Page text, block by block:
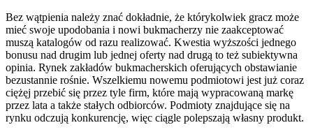
Bez wątpienia należy znać dokładnie, że którykolwiek gracz może
mieć swoje upodobania i nowi bukmacherzy nie zaakceptować
muszą katalogów od razu realizować. Kwestia wyższości jednego
bonusu nad drugim lub jednej oferty nad drugą to też subiektywna
opinia. Rynek zakładów bukmacherskich oferujących obstawianie
bezustannie rośnie. Wszelkiemu nowemu podmiotowi jest już coraz
ciężęj przebić się przez tyle firm, które mają wypracowaną markę
przez lata a także stałych odbiorców. Podmioty znajdujące się na
rynku odczują konkurencję, więc ciągle polepszają własny produkt.